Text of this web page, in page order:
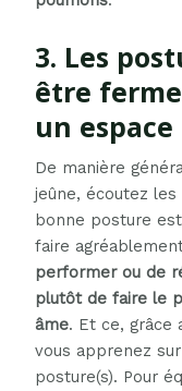
3. Les
être
un
De manière
jeûne, écoutez
bonne posture
faire
performer ou de
plutôt de faire le
âme. Et ce, grâce
vous apprenez
posture(s). Pour